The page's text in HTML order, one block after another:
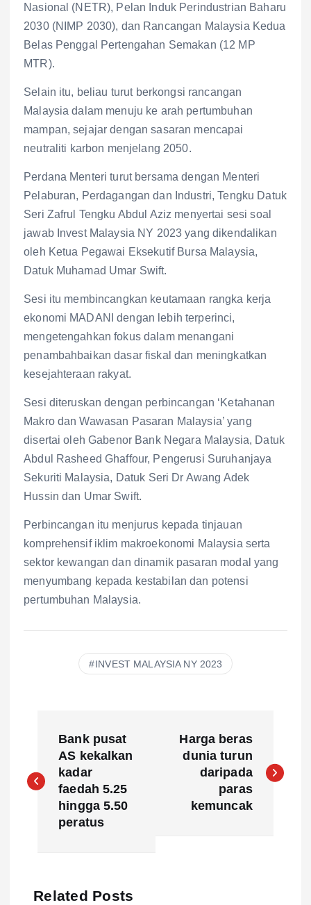
Nasional (NETR), Pelan Induk Perindustrian Baharu
2030 (NIMP 2030), dan Rancangan Malaysia Kedua
Belas Penggal Pertengahan Semakan (12 MP
MTR).
Selain itu, beliau turut berkongsi rancangan
Malaysia dalam menuju ke arah pertumbuhan
mampan, sejajar dengan sasaran mencapai
neutraliti karbon menjelang 2050.
Perdana Menteri turut bersama dengan Menteri
Pelaburan, Perdagangan dan Industri, Tengku Datuk
Seri Zafrul Tengku Abdul Aziz menyertai sesi soal
jawab Invest Malaysia NY 2023 yang dikendalikan
oleh Ketua Pegawai Eksekutif Bursa Malaysia,
Datuk Muhamad Umar Swift.
Sesi itu membincangkan keutamaan rangka kerja
ekonomi MADANI dengan lebih terperinci,
mengetengahkan fokus dalam menangani
penambahbaikan dasar fiskal dan meningkatkan
kesejahteraan rakyat.
Sesi diteruskan dengan perbincangan ‘Ketahanan
Makro dan Wawasan Pasaran Malaysia’ yang
disertai oleh Gabenor Bank Negara Malaysia, Datuk
Abdul Rasheed Ghaffour, Pengerusi Suruhanjaya
Sekuriti Malaysia, Datuk Seri Dr Awang Adek
Hussin dan Umar Swift.
Perbincangan itu menjurus kepada tinjauan
komprehensif iklim makroekonomi Malaysia serta
sektor kewangan dan dinamik pasaran modal yang
menyumbang kepada kestabilan dan potensi
pertumbuhan Malaysia.
INVEST MALAYSIA NY 2023
s
a
Bank pusat
AS kekalkan
kadar
faedah 5.25
hingga 5.50
peratus
Harga beras
dunia turun
daripada
paras
kemuncak
Related Posts